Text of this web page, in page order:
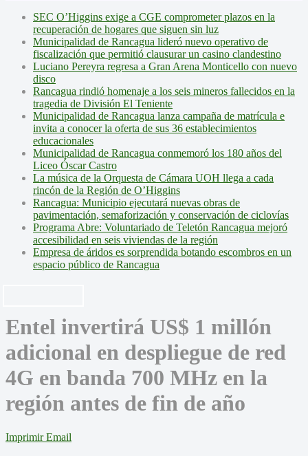
SEC O’Higgins exige a CGE comprometer plazos en la
recuperación de hogares que siguen sin luz
Municipalidad de Rancagua lideró nuevo operativo de
fiscalización que permitió clausurar un casino clandestino
Luciano Pereyra regresa a Gran Arena Monticello con nuevo
disco
Rancagua rindió homenaje a los seis mineros fallecidos en la
tragedia de División El Teniente
Municipalidad de Rancagua lanza campaña de matrícula e
invita a conocer la oferta de sus 36 establecimientos
educacionales
Municipalidad de Rancagua conmemoró los 180 años del
Liceo Óscar Castro
La música de la Orquesta de Cámara UOH llega a cada
rincón de la Región de O’Higgins
Rancagua: Municipio ejecutará nuevas obras de
pavimentación, semaforización y conservación de ciclovías
Programa Abre: Voluntariado de Teletón Rancagua mejoró
accesibilidad en seis viviendas de la región
Empresa de áridos es sorprendida botando escombros en un
espacio público de Rancagua
Entel invertirá US$ 1 millón
adicional en despliegue de red
4G en banda 700 MHz en la
región antes de fin de año
Imprimir Email